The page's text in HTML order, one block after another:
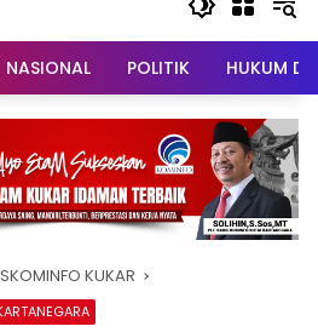
NASIONAL POLITIK HUKUM
KUKAR